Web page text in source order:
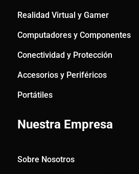
Realidad Virtual y Gamer
Computadores y Componentes
Conectividad y Protección
Accesorios y Periféricos
Portátiles
Nuestra Empresa
Sobre Nosotros